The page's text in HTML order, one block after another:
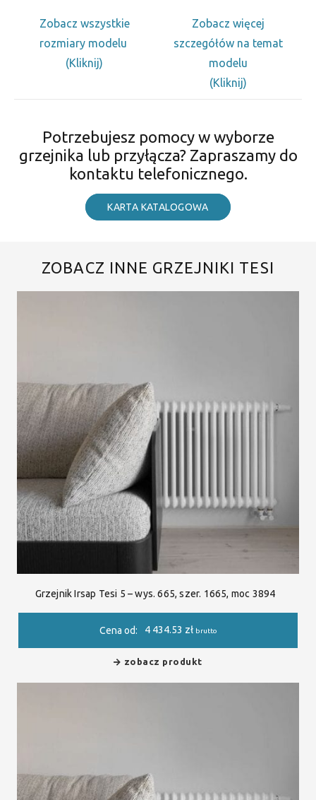
Zobacz wszystkie
rozmiary modelu
(Kliknij)
Zobacz więcej
szczegółów na temat
modelu
(Kliknij)
Potrzebujesz pomocy w wyborze
grzejnika lub przyłącza? Zapraszamy do
kontaktu telefonicznego.
KARTA KATALOGOWA
ZOBACZ INNE GRZEJNIKI TESI
Grzejnik Irsap Tesi 5 – wys. 665, szer. 1665, moc 3894
Cena od: 4 434.53 zł brutto
zobacz produkt